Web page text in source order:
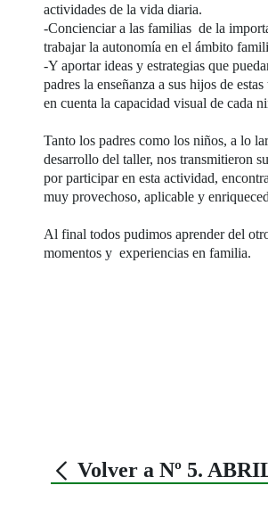
actividades de la vida diaria.
-Concienciar a las familias de la
trabajar la autonomía en el ámbito
-Y aportar ideas y estrategias que
padres la enseñanza a sus hijos de
en cuenta la capacidad visual de cada
Tanto los padres como los niños, a lo
desarrollo del taller, nos transmitieron
por participar en esta actividad,
muy provechoso, aplicable y
Al final todos pudimos aprender del
momentos y experiencias en familia.
Volver a Nº 5.